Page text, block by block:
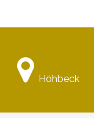
Höhbeck